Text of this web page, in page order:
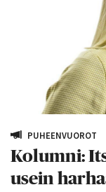
PUHEENVUOROT
Kolumni:
usein